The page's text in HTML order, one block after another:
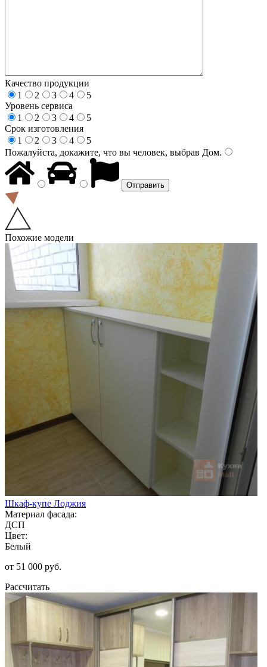
Качество продукции
1
2 3 4
5
Уровень сервиса
1
2 3 4
5
Срок изготовления
1
2 3 4
5
Пожалуйста, докажите, что вы человек, выбрав Дом.
Похожие модели
Шкаф-купе Лоджия
Материал фасада:
ДСП
Цвет:
Белый
от 51 000 руб.
Рассчитать